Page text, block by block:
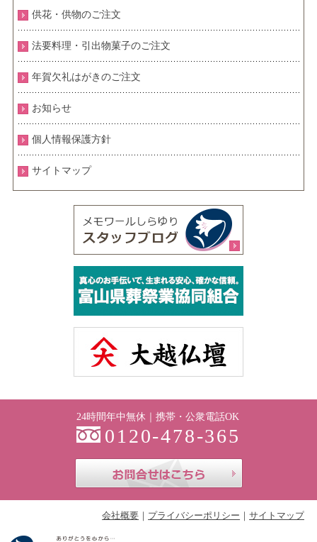
供花・供物のご注文
法要料理・引出物菓子のご注文
年賀欠礼はがきのご注文
お知らせ
個人情報保護方針
サイトマップ
24時間年中無休｜携帯・公衆電話OK
0120-478-365
会社概要 プライバシーポリシー サイトマップ